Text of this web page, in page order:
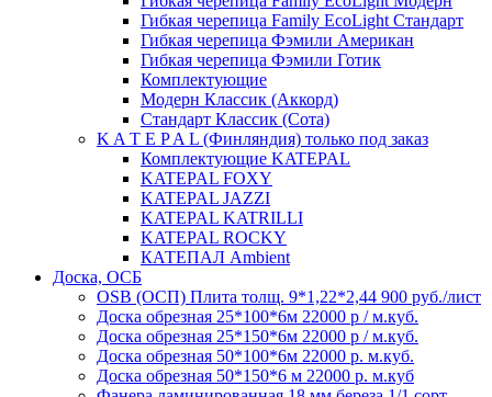
Гибкая черепица Family ЕсоLight Стандарт
Гибкая черепица Фэмили Американ
Гибкая черепица Фэмили Готик
Комплектующие
Модерн Классик (Аккорд)
Стандарт Классик (Сота)
K A T E P A L (Финляндия) только под заказ
Комплектующие KATEPAL
KATEPAL FOXY
KATEPAL JAZZI
KATEPAL KATRILLI
KATEPAL ROCKY
КАТЕПАЛ Ambient
Доска, ОСБ
OSB (ОСП) Плита толщ. 9*1,22*2,44 900 руб./лист
Доска обрезная 25*100*6м 22000 р / м.куб.
Доска обрезная 25*150*6м 22000 р / м.куб.
Доска обрезная 50*100*6м 22000 р. м.куб.
Доска обрезная 50*150*6 м 22000 р. м.куб